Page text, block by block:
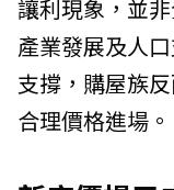
讓利現象，並
產業發展及人
支撐，購屋族
合理價格進場。